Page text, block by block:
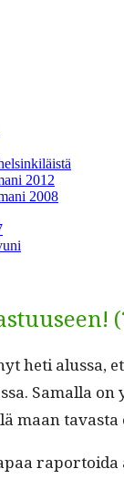
2012
2008
heti alus­sa,
Samal­la
maan
rapor­toi­da